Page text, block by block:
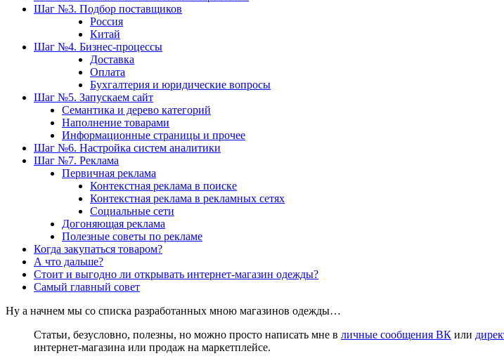
Шаг №3. Подбор поставщиков
Россия
Китай
Шаг №4. Бизнес-процессы
Доставка
Оплата
Бухгалтерия и юридические вопросы
Шаг №5. Запускаем сайт
Семантика и дерево категорий
Наполнение товарами
Информационные страницы и прочее
Шаг №6. Настройка систем аналитики
Шаг №7. Реклама
Первичная реклама
Контекстная реклама в поиске
Контекстная реклама в рекламных сетях
Социальные сети
Догоняющая реклама
Полезные советы по рекламе
Когда закупаться товаром?
А что дальше?
Стоит и выгодно ли открывать интернет-магазин одежды?
Самый главный совет
Ну а начнем мы со списка разработанных мною магазинов одежды…
Статьи, безусловно, полезны, но можно просто написать мне в личные сообщения ВК или
интернет-магазина или продаж на маркетплейсе.